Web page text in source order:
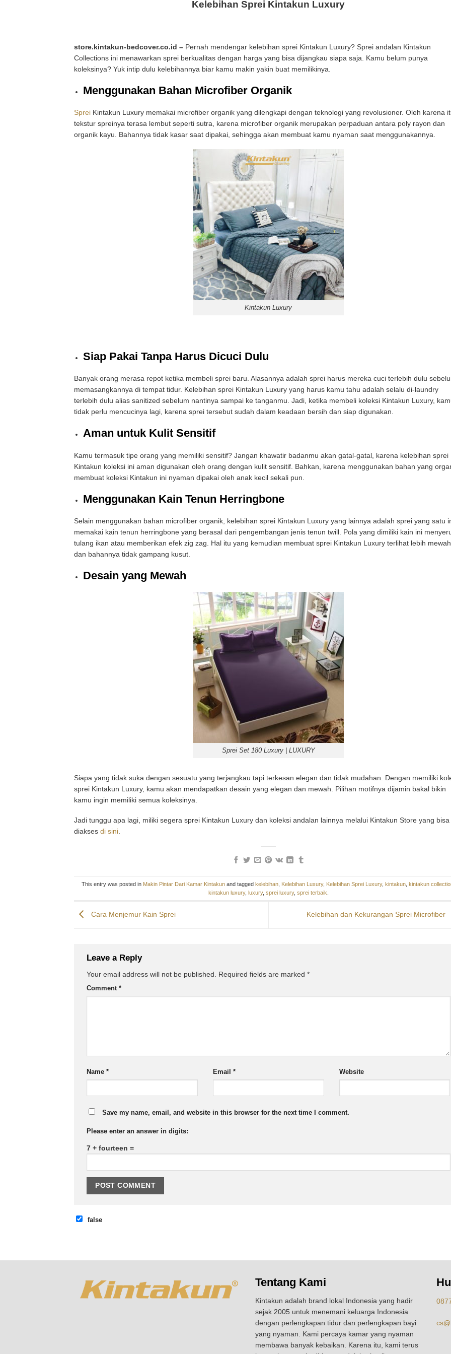
Kelebihan Sprei Kintakun Luxury
store.kintakun-bedcover.co.id – Pernah mendengar kelebihan sprei Kintakun Luxury? Sprei andalan Kintakun
Collections ini menawarkan sprei berkualitas dengan harga yang bisa dijangkau siapa saja. Kamu belum punya
koleksinya? Yuk intip dulu kelebihannya biar kamu makin yakin buat memilikinya.
Menggunakan Bahan Microfiber Organik
Sprei Kintakun Luxury memakai microfiber organik yang dilengkapi dengan teknologi yang revolusioner. Oleh karena
tekstur spreinya terasa lembut seperti sutra, karena microfiber organik merupakan perpaduan antara poly rayon dan
organik kayu. Bahannya tidak kasar saat dipakai, sehingga akan membuat kamu nyaman saat menggunakannya.
Kintakun Luxury
Siap Pakai Tanpa Harus Dicuci Dulu
Banyak orang merasa repot ketika membeli sprei baru. Alasannya adalah sprei harus mereka cuci terlebih dulu
memasangkannya di tempat tidur. Kelebihan sprei Kintakun Luxury yang harus kamu tahu adalah selalu di-laundry
terlebih dulu alias sanitized sebelum nantinya sampai ke tanganmu. Jadi, ketika membeli koleksi Kintakun Luxury,
tidak perlu mencucinya lagi, karena sprei tersebut sudah dalam keadaan bersih dan siap digunakan.
Aman untuk Kulit Sensitif
Kamu termasuk tipe orang yang memiliki sensitif? Jangan khawatir badanmu akan gatal-gatal, karena kelebihan sprei
Kintakun koleksi ini aman digunakan oleh orang dengan kulit sensitif. Bahkan, karena menggunakan bahan yang
membuat koleksi Kintakun ini nyaman dipakai oleh anak kecil sekali pun.
Menggunakan Kain Tenun Herringbone
Selain menggunakan bahan microfiber organik, kelebihan sprei Kintakun Luxury yang lainnya adalah sprei yang satu
memakai kain tenun herringbone yang berasal dari pengembangan jenis tenun twill. Pola yang dimiliki kain ini
tulang ikan atau memberikan efek zig zag. Hal itu yang kemudian membuat sprei Kintakun Luxury terlihat lebih mewah
dan bahannya tidak gampang kusut.
Desain yang Mewah
Sprei Set 180 Luxury | LUXURY
Siapa yang tidak suka dengan sesuatu yang terjangkau tapi terkesan elegan dan tidak mudahan. Dengan memiliki
sprei Kintakun Luxury, kamu akan mendapatkan desain yang elegan dan mewah. Pilihan motifnya dijamin bakal bikin
kamu ingin memiliki semua koleksinya.
Jadi tunggu apa lagi, miliki segera sprei Kintakun Luxury dan koleksi andalan lainnya melalui Kintakun Store yang bisa
diakses di sini
This entry was posted in Makin Pintar Dari Kamar Kintakun and taggedkelebihan Kelebihan Luxury, Kelebihan Sprei Luxury,kintakun ,kintakun
kintakun luxury, luxury, sprei luxury, sprei terbaik
Cara Menjemur Kain Sprei Kelebihan dan Kekurangan Sprei Microfiber
Leave a Reply
Your email address will not be published. Required fields are marked *
Comment *
Name * Email * Website
Save my name, email, and website in this browser for the next time I comment.
Please enter an answer in digits:
7 + fourteen =
false
Tentang Kami
Kintakun adalah brand lokal Indonesia yang hadir
sejak 2005 untuk menemani keluarga Indonesia
dengan perlengkapan tidur dan perlengkapan bayi
yang nyaman. Kami percaya kamar yang nyaman
membawa banyak kebaikan. Karena itu, kami terus